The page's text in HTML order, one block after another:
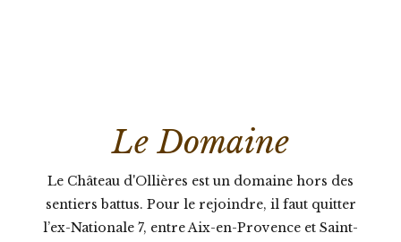
Le Domaine
Le Château d'Ollières est un domaine hors des
sentiers battus. Pour le rejoindre, il faut quitter
l’ex-Nationale 7, entre Aix-en-Provence et Saint-